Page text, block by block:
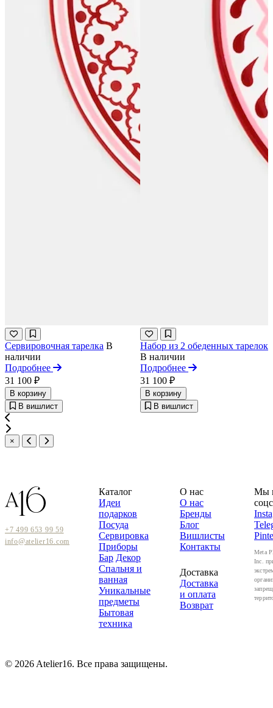
Сервировочная тарелка В
наличии
Подробнее
31 100 ₽
В корзину
В вишлист
Набор из 2 обеденных тарелок
В наличии
Подробнее
31 100 ₽
В корзину
В вишлист
×
+7 499 653 99 59
info@atelier16.com
Каталог
Идеи
подарков
Посуда
Сервировка
Приборы
Бар Декор
Спальня и
ванная
Уникальные
предметы
Бытовая
техника
О нас
О нас
Бренды
Блог
Вишлисты
Контакты
Доставка
Доставка
и оплата
Возврат
Мы
Meta
Inc.
© 2026 Atelier16. Все права защищены.